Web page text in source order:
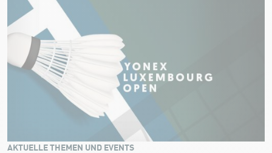
AKTUELLE THEMEN UND EVENTS